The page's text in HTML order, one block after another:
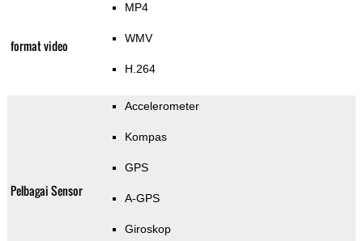
format video
MP4
WMV
H.264
Pelbagai Sensor
Accelerometer
Kompas
GPS
A-GPS
Giroskop